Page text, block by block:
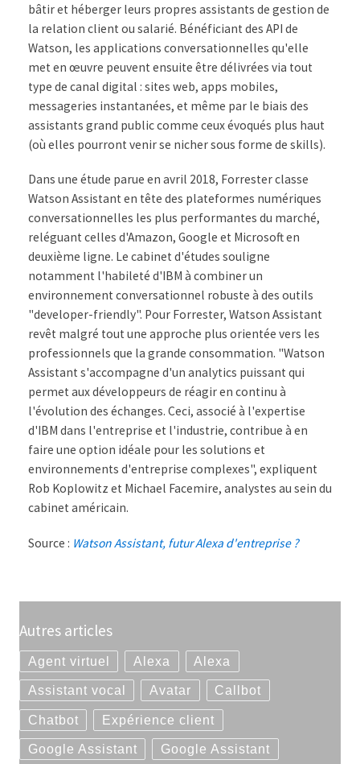
bâtir et héberger leurs propres assistants de gestion de
la relation client ou salarié. Bénéficiant des API de
Watson, les applications conversationnelles qu'elle
met en œuvre peuvent ensuite être délivrées via tout
type de canal digital : sites web, apps mobiles,
messageries instantanées, et même par le biais des
assistants grand public comme ceux évoqués plus haut
(où elles pourront venir se nicher sous forme de skills).
Dans une étude parue en avril 2018, Forrester classe
Watson Assistant en tête des plateformes numériques
conversationnelles les plus performantes du marché,
reléguant celles d'Amazon, Google et Microsoft en
deuxième ligne. Le cabinet d'études souligne
notamment l'habileté d'IBM à combiner un
environnement conversationnel robuste à des outils
"developer-friendly". Pour Forrester, Watson Assistant
revêt malgré tout une approche plus orientée vers les
professionnels que la grande consommation. "Watson
Assistant s'accompagne d'un analytics puissant qui
permet aux développeurs de réagir en continu à
l'évolution des échanges. Ceci, associé à l'expertise
d'IBM dans l'entreprise et l'industrie, contribue à en
faire une option idéale pour les solutions et
environnements d'entreprise complexes", expliquent
Rob Koplowitz et Michael Facemire, analystes au sein du
cabinet américain.
Source : Watson Assistant, futur Alexa d'entreprise ?
Autres articles
Agent virtuel Alexa Alexa
Assistant vocal Avatar Callbot
Chatbot Expérience client
Google Assistant Google Assistant